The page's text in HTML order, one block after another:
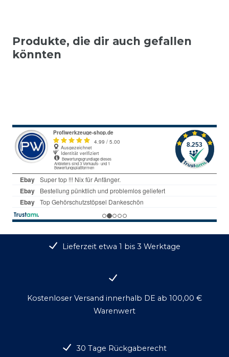
Produkte, die dir auch gefallen
könnten
Lieferzeit etwa 1 bis 3 Werktage
Kostenloser Versand innerhalb DE ab 100,00 €
Warenwert
30 Tage Rückgaberecht